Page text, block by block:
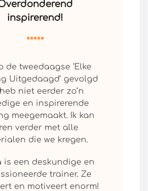
inspirerend!
*****
de tweedaagse ‘Elke
Uitgedaagd’ gevolgd
niet eerder zo’n
en inspirerende
meegemaakt. Ik kan
verder met alle
die we kregen.
is een deskundige en
trainer. Ze
en motiveert enorm!